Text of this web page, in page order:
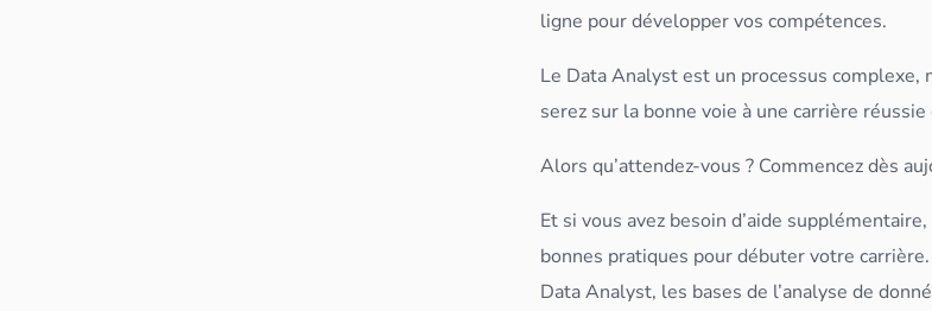
ligne pour développer vos compétences.
Le Data Analystest un processus complexe,
serez sur la bonne voie à une carrière réussie
Alors qu’attendez-vous ? Commencez dès
Et si vous avez besoin d’aide
bonnes pratiques pour débuter votre
Data Analyst, les bases de l’analyse de